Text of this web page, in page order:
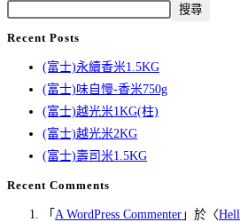
搜尋
Recent Posts
(富士)永續香米1.5KG
(富士)味自慢-香米750g
(富士)越光米1KG(柱)
(富士)越光米2KG
(富士)壽司米1.5KG
Recent Comments
「 A WordPress Commenter 」於〈